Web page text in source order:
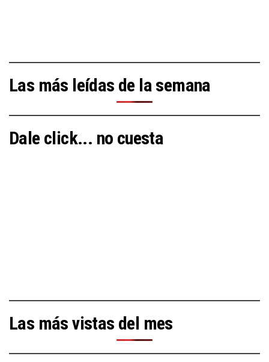
Las más leídas de la semana
Dale click... no cuesta
Las más vistas del mes